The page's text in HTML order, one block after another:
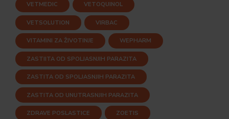
VETMEDIC VETOQUINOL
VETSOLUTION VIRBAC
VITAMINI ZA ŽIVOTINJE WEPHARM
ZASTIITA OD SPOLJASNJIH PARAZITA
ZASTITA OD SPOLJASNJIH PARAZITA
ZASTITA OD UNUTRASNJIH PARAZITA
ZDRAVE POSLASTICE ZOETIS